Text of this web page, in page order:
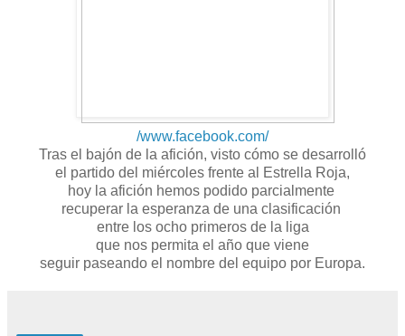
/www.facebook.com/
Tras el bajón de la afición, visto cómo se desarrolló
el partido del miércoles frente al Estrella Roja,
hoy la afición hemos podido parcialmente
recuperar la esperanza de una clasificación
entre los ocho primeros de la liga
que nos permita el año que viene
seguir paseando el nombre del equipo por Europa.